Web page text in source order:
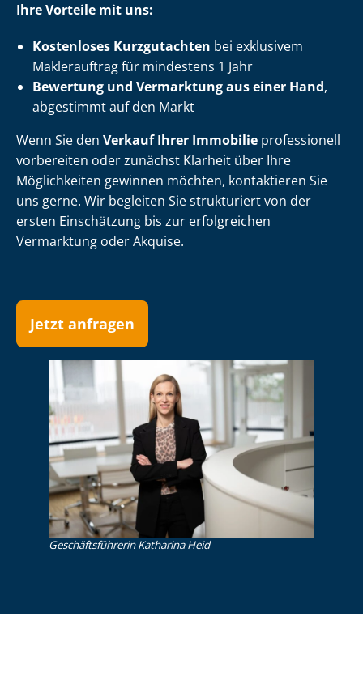
Ihre Vorteile mit uns:
Kostenloses Kurzgutachten bei exklusivem
Maklerauftrag für mindestens 1 Jahr
Bewertung und Vermarktung aus einer Hand,
abgestimmt auf den Markt
Wenn Sie den Verkauf Ihrer Immobilie professionell
vorbereiten oder zunächst Klarheit über Ihre
Möglichkeiten gewinnen möchten, kontaktieren Sie
uns gerne. Wir begleiten Sie strukturiert von der
ersten Einschätzung bis zur erfolgreichen
Vermarktung oder Akquise.
Jetzt anfragen
Ge­schäfts­füh­re­rin Katharina Heid